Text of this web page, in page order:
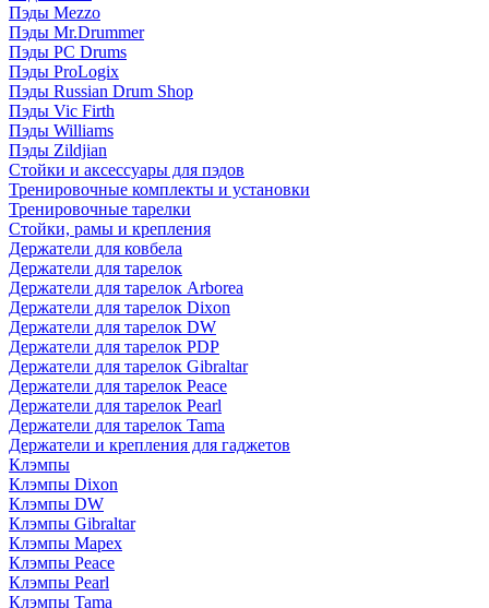
Пэды Mezzo
Пэды Mr.Drummer
Пэды PC Drums
Пэды ProLogix
Пэды Russian Drum Shop
Пэды Vic Firth
Пэды Williams
Пэды Zildjian
Стойки и аксессуары для пэдов
Тренировочные комплекты и установки
Тренировочные тарелки
Стойки, рамы и крепления
Держатели для ковбела
Держатели для тарелок
Держатели для тарелок Arborea
Держатели для тарелок Dixon
Держатели для тарелок DW
Держатели для тарелок PDP
Держатели для тарелок Gibraltar
Держатели для тарелок Peace
Держатели для тарелок Pearl
Держатели для тарелок Tama
Держатели и крепления для гаджетов
Клэмпы
Клэмпы Dixon
Клэмпы DW
Клэмпы Gibraltar
Клэмпы Mapex
Клэмпы Peace
Клэмпы Pearl
Клэмпы Tama